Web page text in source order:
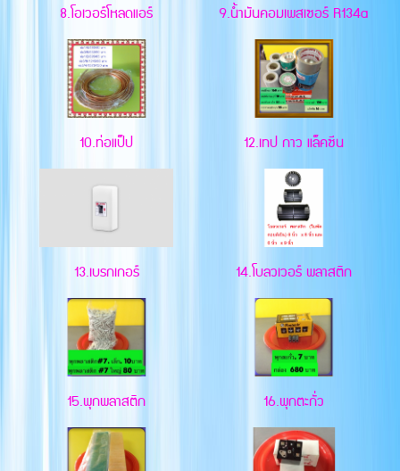
8.โอเวอร์โหลดแอร์ 9.น้ำมันคอมเพสเซอร์ R134a
10.ท่อแป็ป 12.เทป กาว แล็คซีน
13.เบรกเกอร์ 14.โบลวเวอร์ พลาสติก
15.พุกพลาสติก 16.พุกตะกั่ว